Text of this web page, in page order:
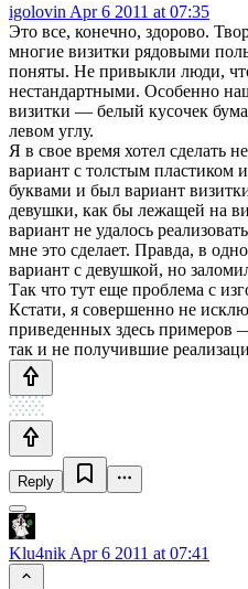
igolovin Apr 6 2011 at 07:35
Это все, конечно, здорово.
многие визитки рядовыми
поняты. Не привыкли люди,
нестандартными. Особенно
визитки — белый кусочек
левом углу.
Я в свое время хотел сделать
вариант с толстым
буквами и был вариант
девушки, как бы лежащей на
вариант не удалось
мне это сделает. Правда, в
вариант с девушкой, но
Так что тут еще проблема с
Кстати, я совершенно не
приведенных здесь примеров
так и не получившие
Reply
Klu4nik Apr 6 2011 at 07:41